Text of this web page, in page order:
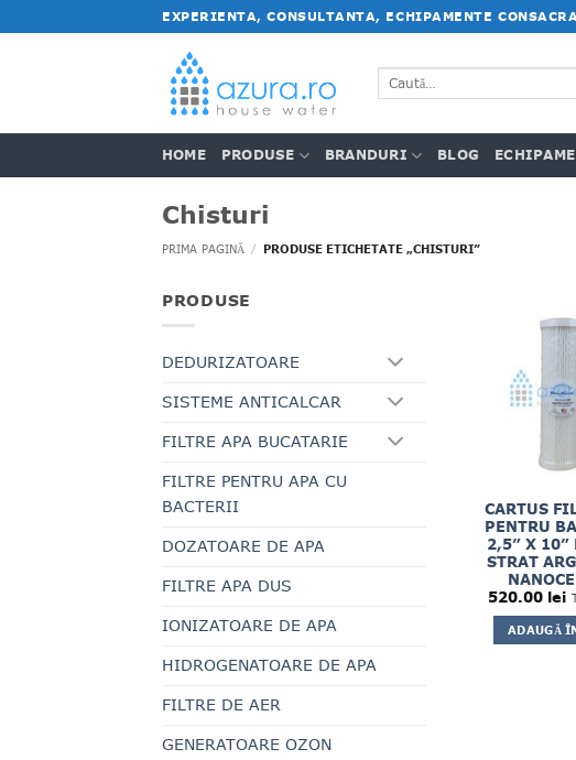
la
EXPERIENTA, CONSULTANTA, ECHIPAMENTE
Caută
după:
HOME PRODUSE BRANDURI BLOG
Chisturi
PRIMA PAGINĂ / PRODUSE ETICHETATE „CHISTURI”
PRODUSE
DEDURIZATOARE
SISTEME ANTICALCAR
FILTRE APA BUCATARIE
FILTRE PENTRU APA CU
BACTERII
DOZATOARE DE APA
FILTRE APA DUS
IONIZATOARE DE APA
HIDROGENATOARE DE APA
FILTRE DE AER
GENERATOARE OZON
CARTUS
PENTRU
2,5” X 10”
STRAT
520.00 lei
ADAUGĂ